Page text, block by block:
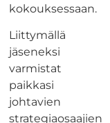
kokouksessaan.
Liittymällä
jäseneksi
varmistat
paikkasi
johtavien
strategiaosaajien